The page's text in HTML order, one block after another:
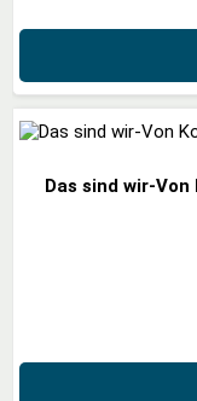
Das sind wir-